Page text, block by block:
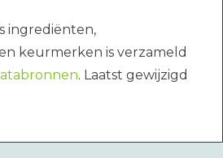
ingrediënten,
keurmerken is verzameld
. Laatst gewijzigd